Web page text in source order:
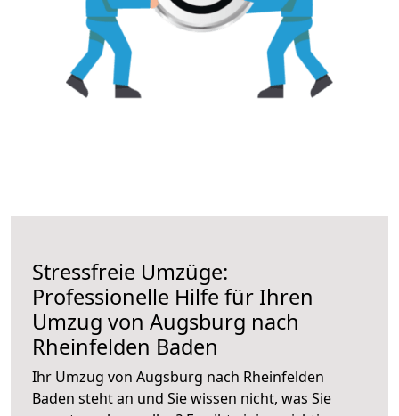
Stressfreie Umzüge:
Professionelle Hilfe für Ihren
Umzug von Augsburg nach
Rheinfelden Baden
Ihr Umzug von Augsburg nach Rheinfelden
Baden steht an und Sie wissen nicht, was Sie